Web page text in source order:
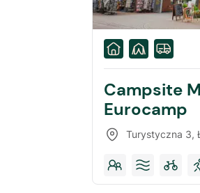
Campsite
Eurocamp
Turystyczna 3,